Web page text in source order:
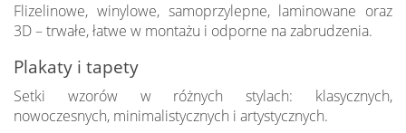
Flizelinowe, winylowe, samoprzylepne, laminowane oraz
3D – trwałe, łatwe w montażu i odporne na zabrudzenia.
Plakaty i tapety
Setki wzorów w różnych stylach: klasycznych,
nowoczesnych, minimalistycznych i artystycznych.